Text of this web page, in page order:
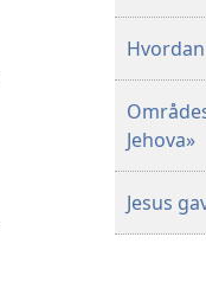
Jehova»
Jesus